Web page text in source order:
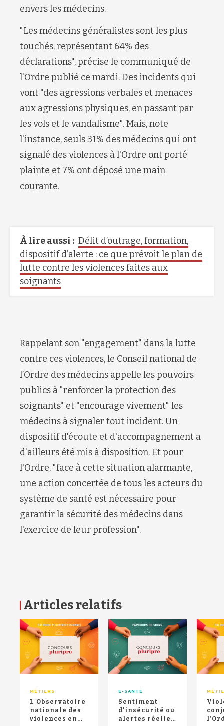
envers les médecins.
"Les médecins généralistes sont les plus
touchés, représentant 64% des
déclarations", précise le communiqué de
l'Ordre publié ce mardi. Des incidents qui
vont "des agressions verbales et menaces
aux agressions physiques, en passant par
les vols et le vandalisme". Mais, note
l'instance, seuls 31% des médecins qui ont
signalé des violences à l'Ordre ont porté
plainte et 7% ont déposé une main
courante.
À lire aussi : Délit d’outrage, formation,
dispositif d’alerte : ce que prévoit le plan de
lutte contre les violences faites aux
soignants
Rappelant son "engagement" dans la lutte
contre ces violences, le Conseil national de
l’Ordre des médecins appelle les pouvoirs
publics à "renforcer la protection des
soignants" et "encourage vivement" les
médecins à signaler tout incident. Un
dispositif d'écoute et d'accompagnement a
d'ailleurs été mis à disposition. Et pour
l'Ordre, "face à cette situation alarmante,
une action concertée de tous les acteurs du
système de santé est nécessaire pour
garantir la sécurité des médecins dans
l'exercice de leur profession".
Articles relatifs
MÉTIERS
L'Observatoire
nationale des
violences en
E-SANTÉ
Sentiment
d'insécurité ou
alertes réelles
RETOUR HAUT DE PAGE